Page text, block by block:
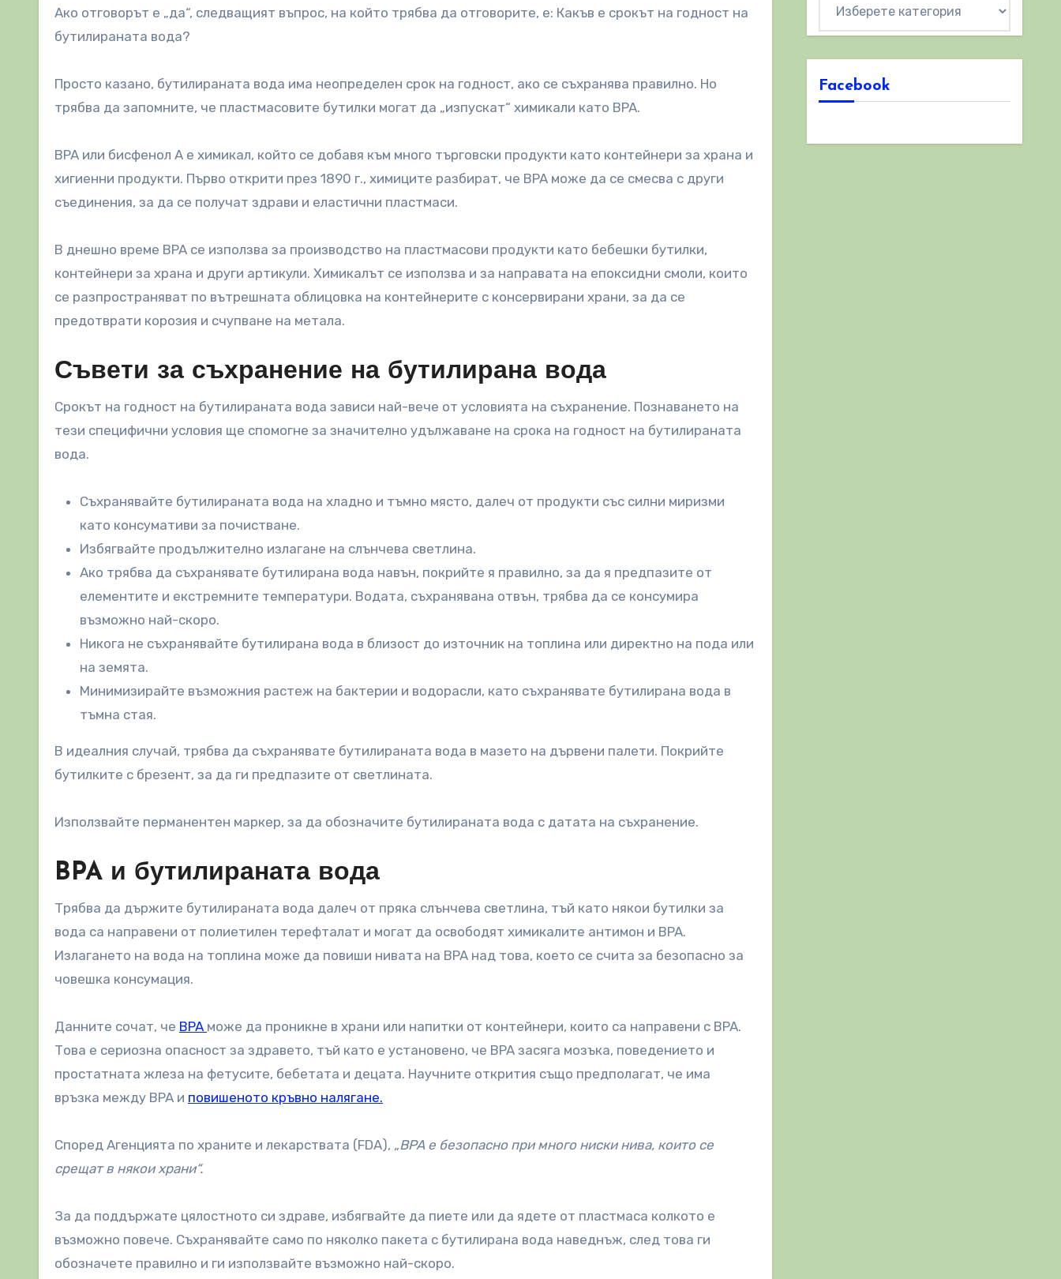
Ако отговорът е „да“, следващият въпрос, на който трябва да отговорите, е: Какъв е срокът на годност на
бутилираната вода?
Просто казано, бутилираната вода има неопределен срок на годност, ако се съхранява правилно. Но
трябва да запомните, че пластмасовите бутилки могат да „изпускат“ химикали като BPA.
BPA или бисфенол А е химикал, който се добавя към много търговски продукти като контейнери за храна и
хигиенни продукти. Първо открити през 1890 г., химиците разбират, че BPA може да се смесва с други
съединения, за да се получат здрави и еластични пластмаси.
В днешно време BPA се използва за производство на пластмасови продукти като бебешки бутилки,
контейнери за храна и други артикули. Химикалът се използва и за направата на епоксидни смоли, които
се разпространяват по вътрешната облицовка на контейнерите с консервирани храни, за да се
предотврати корозия и счупване на метала.
Съвети за съхранение на бутилирана вода
Срокът на годност на бутилираната вода зависи най-вече от условията на съхранение. Познаването на
тези специфични условия ще спомогне за значително удължаване на срока на годност на бутилираната
вода.
Съхранявайте бутилираната вода на хладно и тъмно място, далеч от продукти със силни миризми
като консумативи за почистване.
Избягвайте продължително излагане на слънчева светлина.
Ако трябва да съхранявате бутилирана вода навън, покрийте я правилно, за да я предпазите от
елементите и екстремните температури. Водата, съхранявана отвън, трябва да се консумира
възможно най-скоро.
Никога не съхранявайте бутилирана вода в близост до източник на топлина или директно на пода или
на земята.
Минимизирайте възможния растеж на бактерии и водорасли, като съхранявате бутилирана вода в
тъмна стая.
В идеалния случай, трябва да съхранявате бутилираната вода в мазето на дървени палети. Покрийте
бутилките с брезент, за да ги предпазите от светлината.
Използвайте перманентен маркер, за да обозначите бутилираната вода с датата на съхранение.
BPA и бутилираната вода
Трябва да държите бутилираната вода далеч от пряка слънчева светлина, тъй като някои бутилки за
вода са направени от полиетилен терефталат и могат да освободят химикалите антимон и BPA.
Излагането на вода на топлина може да повиши нивата на BPA над това, което се счита за безопасно за
човешка консумация.
Данните сочат, че BPA може да проникне в храни или напитки от контейнери, които са направени с BPA.
Това е сериозна опасност за здравето, тъй като е установено, че BPA засяга мозъка, поведението и
простатната жлеза на фетусите, бебетата и децата. Научните открития също предполагат, че има
връзка между BPA и повишеното кръвно налягане.
Според Агенцията по храните и лекарствата (FDA), „BPA е безопасно при много ниски нива, които се
срещат в някои храни“.
За да поддържате цялостното си здраве, избягвайте да пиете или да ядете от пластмаса колкото е
възможно повече. Съхранявайте само по няколко пакета с бутилирана вода наведнъж, след това ги
обозначете правилно и ги използвайте възможно най-скоро.
Facebook